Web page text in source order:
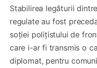
Stabilirea legăturii
regulate au fost
soției polițistului de
care i-ar fi transmis o
diplomat, pentru